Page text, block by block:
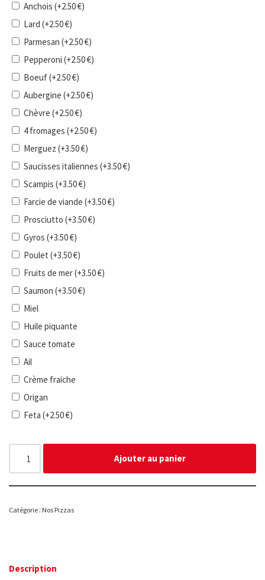
Anchois (+2.50€)
Lard (+2.50€)
Parmesan (+2.50€)
Pepperoni (+2.50€)
Boeuf(+2.50€)
Aubergine (+2.50€)
Chèvre (+2.50€)
4 fromages (+2.50€)
Merguez (+3.50€)
Saucisses italiennes (+3.50€)
Scampis (+3.50€)
Farcie de viande (+3.50€)
Prosciutto (+3.50€)
Gyros (+3.50€)
Poulet (+3.50€)
Fruits de mer(+3.50€)
Saumon (+3.50€)
Miel
Huile piquante
Sauce tomate
Ail
Crème fraiche
Origan
Feta (+2.50€)
Ajouter au panier
Catégorie : Nos Pizzas
Description